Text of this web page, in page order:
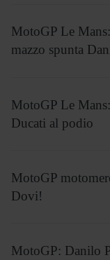
MotoGP Le
mazzo spunta
MotoGP Le
Ducati al podio
MotoGP
Dovi!
MotoGP: Danilo